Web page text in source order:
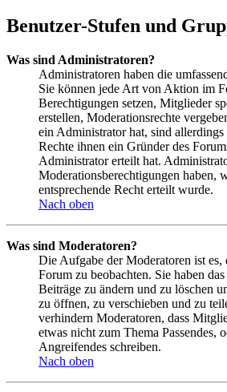
Benutzer-Stufen und
Was sind Administratoren?
Administratoren haben die
Sie können jede Art von Aktion im
Berechtigungen setzen, Mitglieder
erstellen, Moderationsrechte
ein Administrator hat, sind
Rechte ihnen ein Gründer des
Administrator erteilt hat.
Moderationsberechtigungen haben,
entsprechende Recht erteilt wurde.
Nach oben
Was sind Moderatoren?
Die Aufgabe der Moderatoren ist es,
Forum zu beobachten. Sie haben
Beiträge zu ändern und zu löschen
zu öffnen, zu verschieben und zu
verhindern Moderatoren, dass
etwas nicht zum Thema Passendes,
Angreifendes schreiben.
Nach oben